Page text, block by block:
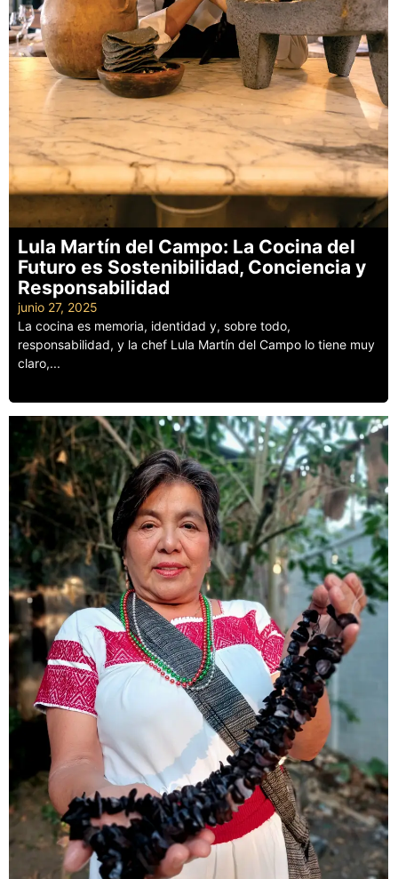
Lula Martín del Campo: La Cocina del
Futuro es Sostenibilidad, Conciencia y
Responsabilidad
junio 27, 2025
La cocina es memoria, identidad y, sobre todo,
responsabilidad, y la chef Lula Martín del Campo lo tiene muy
claro,...